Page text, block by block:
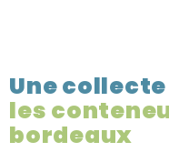
Une
les
bordeaux